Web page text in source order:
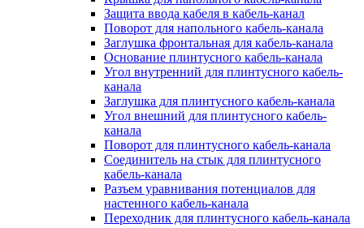
Защита ввода кабеля в кабель-канал
Поворот для напольного кабель-канала
Заглушка фронтальная для кабель-канала
Основание плинтусного кабель-канала
Угол внутренний для плинтусного кабель-
канала
Заглушка для плинтусного кабель-канала
Угол внешний для плинтусного кабель-
канала
Поворот для плинтусного кабель-канала
Соединитель на стык для плинтусного
кабель-канала
Разъем уравнивания потенциалов для
настенного кабель-канала
Переходник для плинтусного кабель-канала